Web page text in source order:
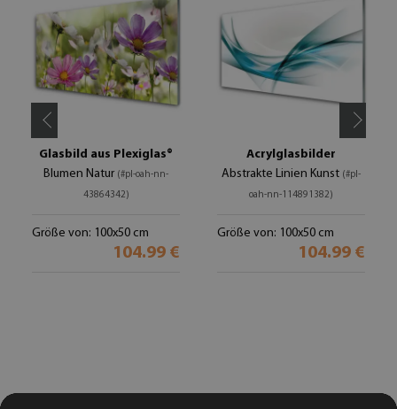
Glasbild aus Plexiglas®
Blumen Natur (#pl-oah-nn-
43864342)
Größe von: 100x50 cm
104.99 €
Acrylglasbilder
Abstrakte Linien Kunst (#pl-
oah-nn-114891382)
Größe von: 100x50 cm
104.99 €